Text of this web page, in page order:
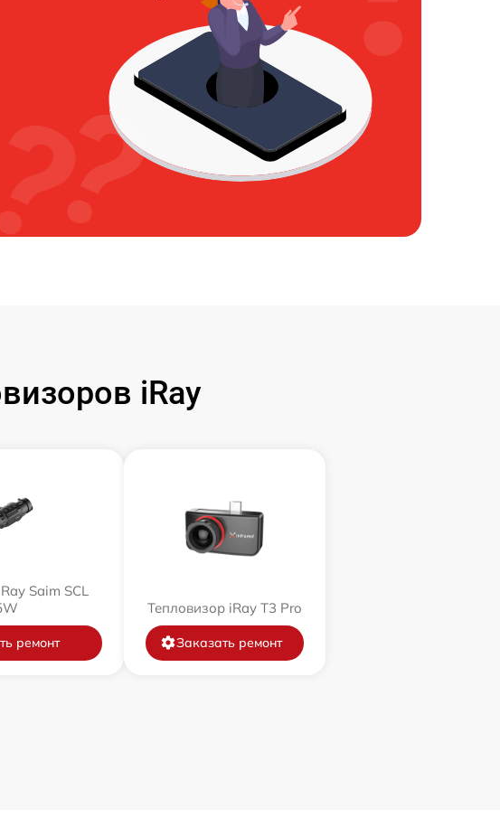
iRay
Saim SCL
ремонт
Тепловизор iRay T3 Pro
Заказать ремонт